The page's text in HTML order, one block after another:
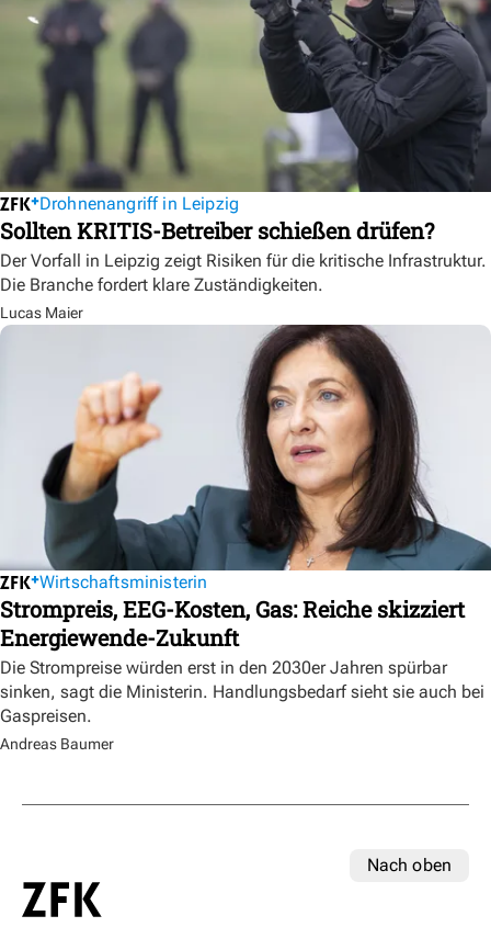
Drohnenangriff in Leipzig
Sollten KRITIS-Betreiber schießen drüfen?
Der Vorfall in Leipzig zeigt Risiken für die kritische Infrastruktur.
Die Branche fordert klare Zuständigkeiten.
Lucas Maier
Wirtschaftsministerin
Strompreis, EEG-Kosten, Gas: Reiche skizziert
Energiewende-Zukunft
Die Strompreise würden erst in den 2030er Jahren spürbar
sinken, sagt die Ministerin. Handlungsbedarf sieht sie auch bei
Gaspreisen.
Andreas Baumer
Nach oben